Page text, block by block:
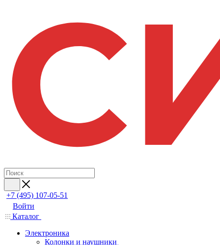
+7 (495) 107-05-51
Войти
Каталог
Электроника
Колонки и наушники